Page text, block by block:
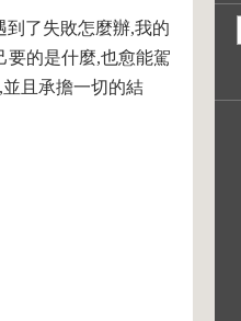
到了失敗怎麼辦,我的
要的是什麼,也愈能駕
且承擔一切的結